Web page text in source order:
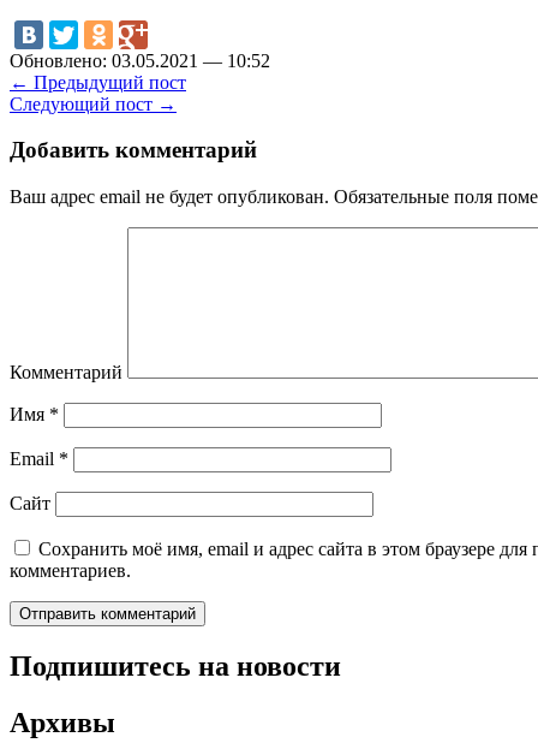
Обновлено: 03.05.2021 — 10:52
← Предыдущий пост
Следующий пост →
Добавить комментарий
Ваш адрес email не будет опубликован. Обязательные поля
Комментарий
Имя *
Email *
Сайт
Сохранить моё имя, email и адрес сайта в этом браузере
комментариев.
Подпишитесь на новости
Архивы